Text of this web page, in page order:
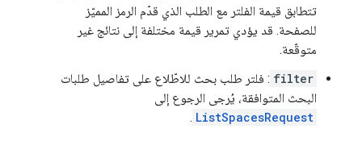
تتطابق قيمة الفلتر مع الطلب الذي قدّم الرمز المميّز
للصفحة. قد يؤدي تمرير قيمة مختلفة إلى نتائج غير
متوقّعة.
filter : فلتر طلب بحث للاطّلاع على تفاصيل طلبات
البحث المتوافقة، يُرجى الرجوع إلى
ListSpacesRequest
.